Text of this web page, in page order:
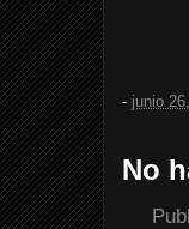
- junio
No